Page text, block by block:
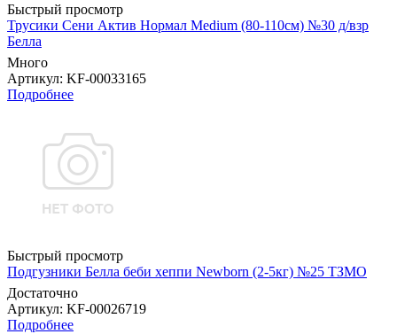
Быстрый просмотр
Трусики Сени Актив Нормал Medium (80-110см) №30 д/взр
Белла
Много
Артикул: KF-00033165
Подробнее
Быстрый просмотр
Подгузники Белла беби хеппи Newborn (2-5кг) №25 ТЗМО
Достаточно
Артикул: KF-00026719
Подробнее